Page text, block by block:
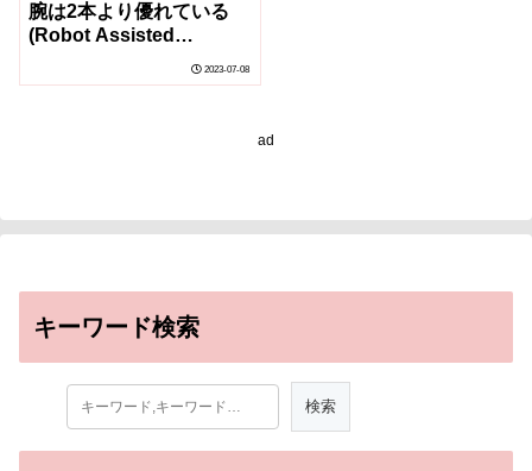
腕は2本より優れている
(Robot Assisted
Surgery:Four Arms Are
Better Than Two)
2023-07-08
ad
キーワード検索